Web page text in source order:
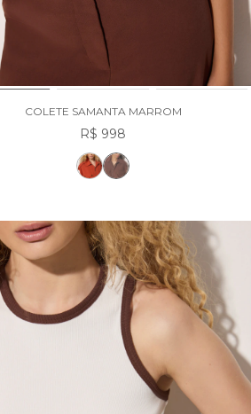
COLETE SAMANTA MARROM
R$ 998